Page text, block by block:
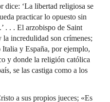
dice: ‘La libertad religiosa se
practicar lo opuesto sin
. . . El arzobispo de Saint
incredulidad son crímenes;
y España, por ejemplo,
y donde la religión católica
se las castiga como a los
a sus propios jueces; «Es